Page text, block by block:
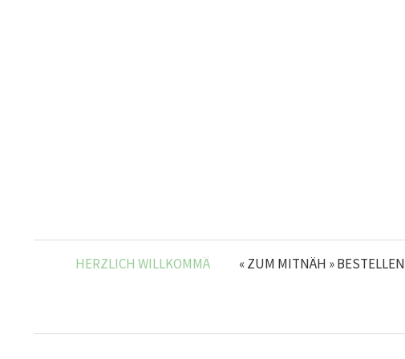
HERZLICH WILLKOMMÄ « ZUM MITNÄH » BESTELLEN